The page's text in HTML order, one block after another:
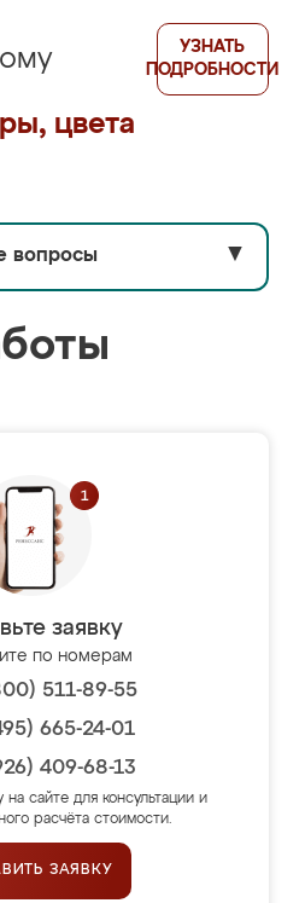
цвета
УЗНАТЬ
ПОДРОБНОСТИ
вопросы ▼
заявку
по номерам
511-89-55
665-24-01
409-68-13
на сайте для консультации и
расчёта стоимости.
ЗАЯВКУ